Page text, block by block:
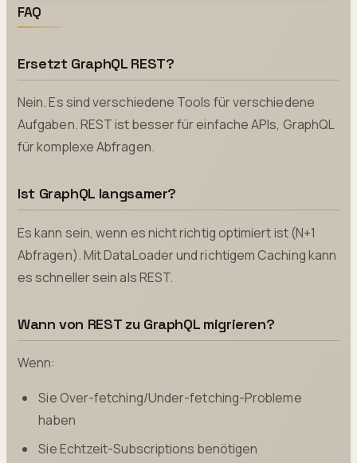
FAQ
Ersetzt GraphQL REST?
Nein. Es sind verschiedene Tools für verschiedene
Aufgaben. REST ist besser für einfache APIs, GraphQL
für komplexe Abfragen.
Ist GraphQL langsamer?
Es kann sein, wenn es nicht richtig optimiert ist (N+1
Abfragen). Mit DataLoader und richtigem Caching kann
es schneller sein als REST.
Wann von REST zu GraphQL migrieren?
Wenn:
Sie Over-fetching/Under-fetching-Probleme
haben
Sie Echtzeit-Subscriptions benötigen